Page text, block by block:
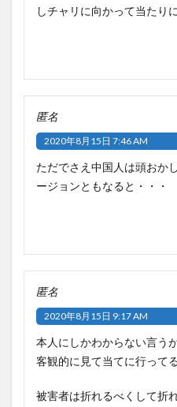
しチャリに向かって当たり
匿名
2020年8月15日 7:46 AM
ただでさえ中国人は頭おか
ージョンともなると・・・
匿名
2020年8月15日 9:17 AM
本人にしかわからない言う
客観的に見て当てに行ってる
被害者は折れるべくして折